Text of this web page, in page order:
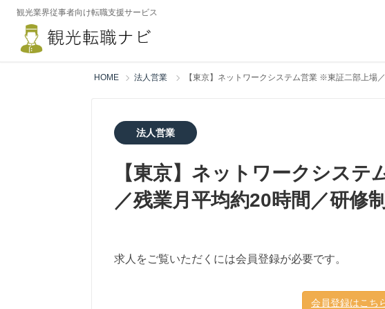
観光業界従事者向け転職支援サービス
HOME 法人営業 【東京】ネットワークシステム営業 ※東証二部上場
法人営業
【東京】ネットワークシス
／残業月平均約20時間／研修
求人をご覧いただくには会員登録が必要です。
会員登録はこち